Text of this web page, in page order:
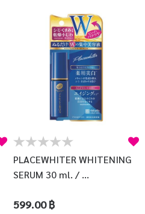
PLACEWHITER WHITENING
SERUM 30 ml. / ...
599.00 ฿